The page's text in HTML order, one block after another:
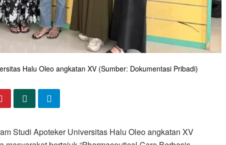
Halu Oleo angkatan XV (Sumber: Dokumentasi Pribadi)
Studi Apoteker Universitas Halu Oleo angkatan XV